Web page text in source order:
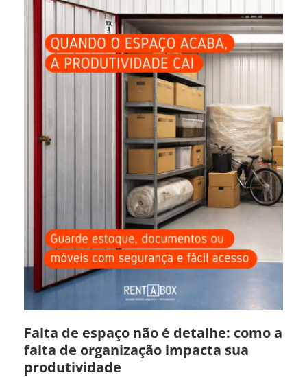
Falta de espaço não é detalhe: como a
falta de organização impacta sua
produtividade